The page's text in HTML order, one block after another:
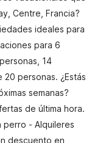
Centre, Francia?
ideales para
para 6
14
personas. ¿Estás
semanas?
de última hora.
perro - Alquileres
descuento en